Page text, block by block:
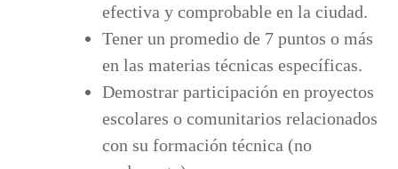
efectiva y comprobable en la ciudad.
Tener un promedio de 7 puntos o más
en las materias técnicas específicas.
Demostrar participación en proyectos
escolares o comunitarios relacionados
con su formación técnica (no